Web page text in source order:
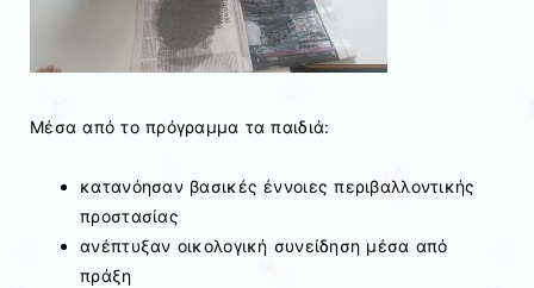
Μέσα από το πρόγραμμα τα παιδιά:
κατανόησαν βασικές έννοιες περιβαλλοντικής
προστασίας
ανέπτυξαν οικολογική συνείδηση μέσα από
πράξη